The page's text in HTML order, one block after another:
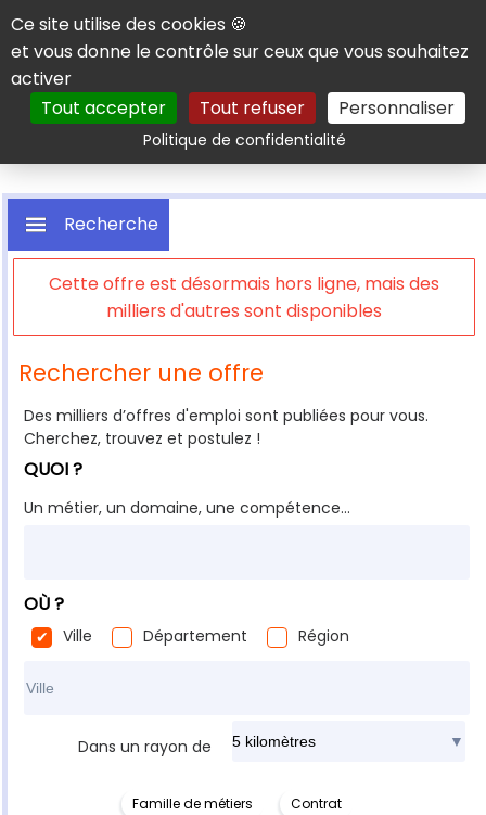
Panneau de gestion des cookies
Ce site utilise des cookies 🍪
et vous donne le contrôle sur ceux que vous souhaitez
activer
Tout accepter
Tout refuser Personnaliser
Politique de confidentialitéRechercher
Cette offre est désormais hors ligne, mais des
milliers d'autres sont disponibles
Recherche
Rechercher une offre
Des milliers d’offres d'emploi sont publiées pour vous.
Cherchez, trouvez et postulez !
QUOI ?
Un métier, un domaine, une compétence...
OÙ ?
Ville Département
Région
Dans un rayon de
Famille de métiers Contrat